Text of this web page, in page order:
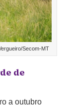
Secom-MT
de
a outubro